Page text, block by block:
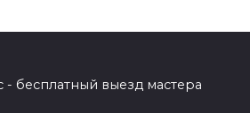
бесплатный выезд мастера